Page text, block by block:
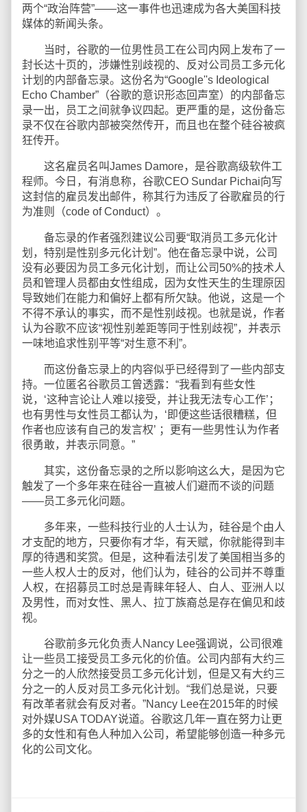
两个“政治阵营”——这一事件也迅速成为各大美国科技
媒体的新闻头条。
当时，谷歌的一位男性员工在公司内网上发布了一
封长达十页的，涉嫌性别歧视的、反对公司员工多元化
计划的内部备忘录。这份名为“Google''s Ideological
Echo Chamber”（谷歌的意识形态回声室）的内部备忘
录一出，员工之间就争议四起。更严重的是，这份备忘
录不仅在谷歌内部被突然传开，而且也在整个硅谷被疯
狂传开。
这名雇员名叫James Damore，是谷歌高级软件工
程师。今日，有消息称，谷歌CEO Sundar Pichai向写
这封信的雇员发出邮件，称其行为违反了谷歌雇员的行
为准则（code of Conduct）。
备忘录的作者强烈建议公司要“取消员工多元化计
划，特别是性别多元化计划”。他在备忘录中说，公司
没有必要因为员工多元化计划，而让公司50%的技术人
员和管理人员都由女性组成，因为女性天生的生理原因
导致她们在能力和偏好上都有所欠缺。他说，这是一个
不得不承认的事实，而不是性别歧视。也就是说，作者
认为谷歌不应该“视性别差距等同于性别歧视”，并表示
一味地追求性别平等“对生意不利”。
而这份备忘录上的内容似乎已经得到了一些内部支
持。一位匿名谷歌员工曾透露：“我看到有些女性
说，‘这种言论让人难以接受，并让我无法专心工作’；
也有男性与女性员工都认为，‘即便这些话很糟糕，但
作者也应该有自己的发言权’ ；更有一些男性认为作者
很勇敢，并表示同意。”
其实，这份备忘录的之所以影响这么大，是因为它
触发了一个多年来在硅谷一直被人们避而不谈的问题
——员工多元化问题。
多年来，一些科技行业的人士认为，硅谷是个由人
才支配的地方，只要你有才华，有天赋，你就能得到丰
厚的待遇和奖赏。但是，这种看法引发了美国相当多的
一些人权人士的反对，他们认为，硅谷的公司并不尊重
人权，在招募员工时总是青睐年轻人、白人、亚洲人以
及男性，而对女性、黑人、拉丁族裔总是存在偏见和歧
视。
谷歌前多元化负责人Nancy Lee强调说，公司很难
让一些员工接受员工多元化的价值。公司内部有大约三
分之一的人欣然接受员工多元化计划，但是又有大约三
分之一的人反对员工多元化计划。“我们总是说，只要
有改革者就会有反对者。”Nancy Lee在2015年的时候
对外媒USA TODAY说道。谷歌这几年一直在努力让更
多的女性和有色人种加入公司，希望能够创造一种多元
化的公司文化。